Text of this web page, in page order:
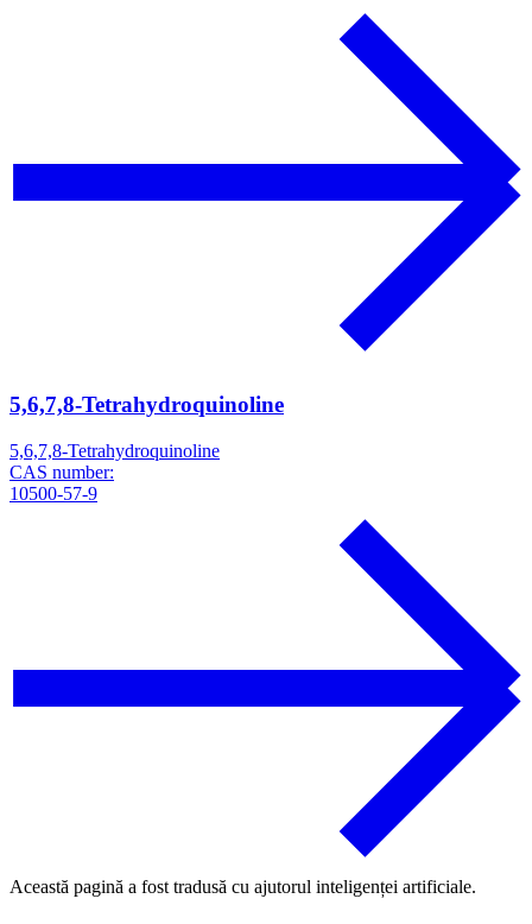
5,6,7,8-Tetrahydroquinoline
5,6,7,8-Tetrahydroquinoline
CAS number:
10500-57-9
Această pagină a fost tradusă cu ajutorul inteligenței artificiale.